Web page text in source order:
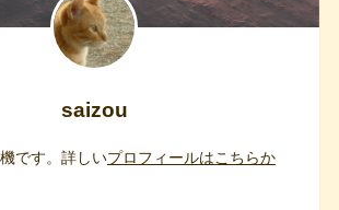
saizou
です。詳しいプロフィールはこちらか